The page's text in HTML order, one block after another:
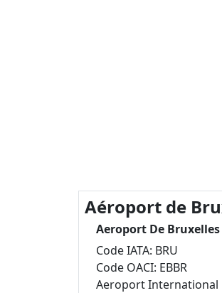
Aéroport de
Aeroport De Bruxelles
Code IATA: BRU
Code OACI: EBBR
Aeroport International